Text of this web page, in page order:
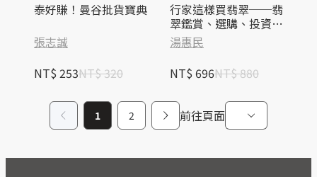
泰好賺！曼谷批貨寶典
張志誠
NT$ 253NT$ 320
行家這樣買翡翠──翡
翠鑑賞、選購、投資權
威指南(精裝)
湯惠民
NT$ 696NT$ 880
1 2 前往頁面